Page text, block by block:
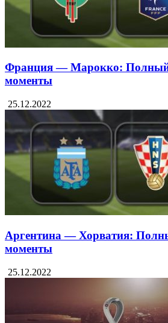
Франция — Марокко:
моменты
25.12.2022
Аргентина — Хорватия:
моменты
25.12.2022